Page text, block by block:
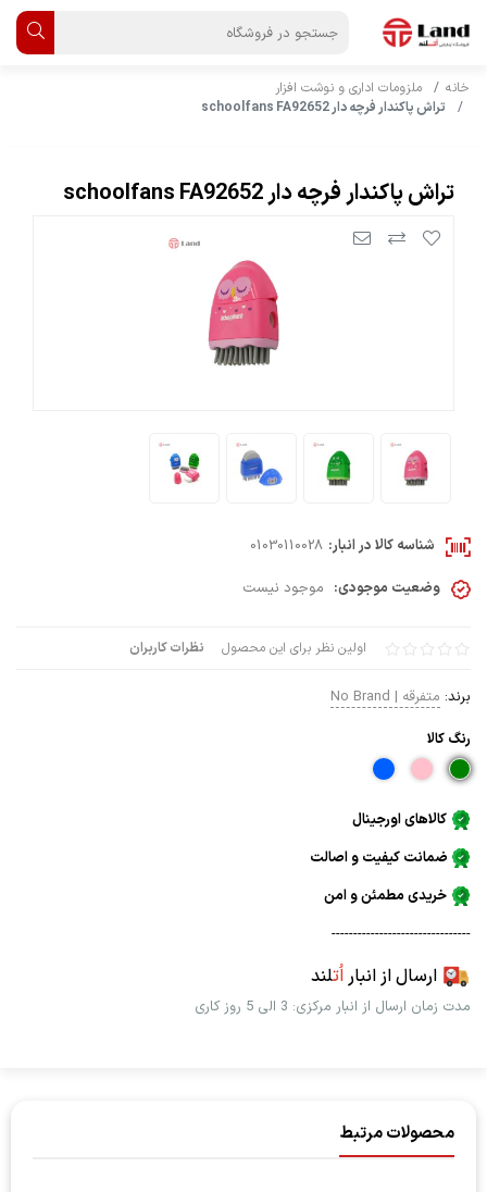
خانه
ملزومات اداری و نوشت افزار
تراش پاکندار فرچه دار schoolfans FA92652
تراش پاکندار فرچه دار schoolfans FA92652
اولین نظر برای این محصول نظرات کاربران
برند: متفرقه | No Brand
رنگ كالا
کالاهای اورجینال
ضمانت کیفیت و اصالت
خریدی مطمئن و امن
--------------------------------
ارسال از انباراُتلند
مدت زمان ارسال از انبار مرکزی: 3 الی 5 روز کاری
شناسه کالا در انبار: 01030110028
وضعیت موجودی: موجود نیست
محصولات مرتبط